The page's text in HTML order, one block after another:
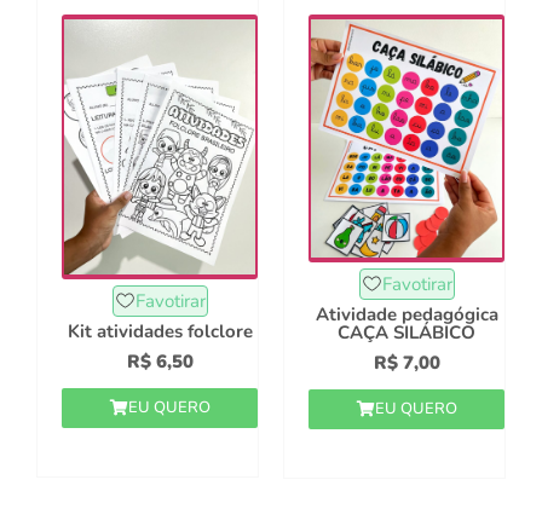
Favotirar
Kit atividades folclore
R$6,50
EU QUERO
Favotirar
Atividade pedagógica
CAÇA SILÁBICO
R$7,00
EU QUERO